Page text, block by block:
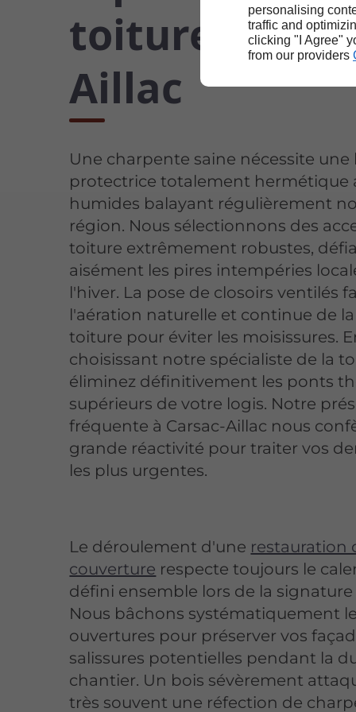
personalising
traffic and
clicking "I Agree"
from our providers
toiture à
Aillac
Une charpente saine nécessite une
protectrice totalement hermétique
humides balayant régulièrement
région. Nous sélectionnons des
toiture extrêmement robustes,
aisément les pires intempéries
l'hiver. La pose de closoirs ventilés
l'aération naturelle et continue de
toiture pour éviter les moisissures.
choisissant notre spécialiste de la
éliminez définitivement les ponts
supérieurs de votre logis. Notre
fréquente à Carsac-Aillac nous
grande réactivité pour traiter vos
les plus urgentes.
Le déroulement d'une restauration
couverture respecte toujours le
défini ensemble lors de la
Nous bâchons systématiquement
ouvertures pour préserver vos
salissures potentielles pendant la
chantier. Un bois sévèrement
très souvent une réfection de